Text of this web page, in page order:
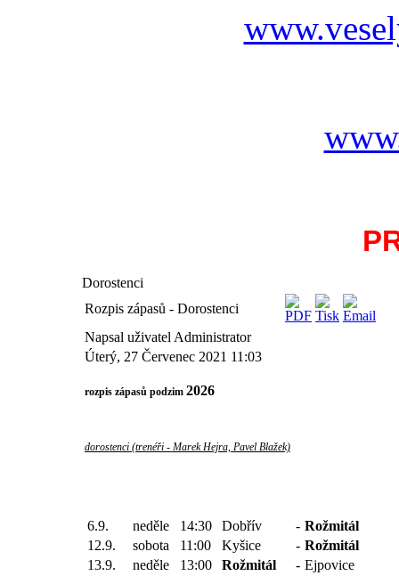
Dorostenci
Rozpis zápasů - Dorostenci
Napsal uživatel Administrator
Úterý, 27 Červenec 2021 11:03
rozpis zápasů podzim 2026
dorostenci (trenéři - Marek Hejra, Pavel Blažek)
6.9. neděle 14:30 Dobřív - Rožmitál
12.9.
sobota 11:00 Kyšice - Rožmitál
13.9.
neděle 13:00 Rožmitál - Ejpovice